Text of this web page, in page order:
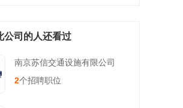
公司的人还看过
南京苏信交通设施有限公司
2个招聘职位